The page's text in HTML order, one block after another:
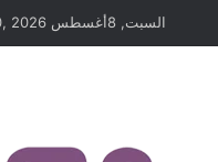
السبت, 8أغسطس 2026 ,11:50 صباحًا